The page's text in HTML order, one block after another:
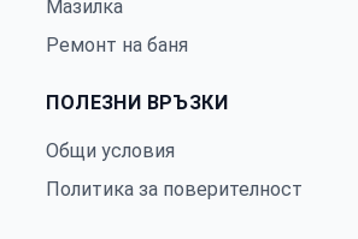
Мазилка
Ремонт на баня
ПОЛЕЗНИ ВРЪЗКИ
Общи условия
Политика за поверителност